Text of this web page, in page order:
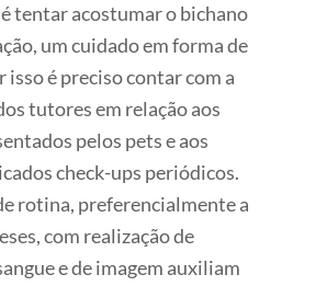
tentar acostumar o bichano
um cuidado em forma de
isso é preciso contar com a
tutores em relação aos
pelos pets e aos
check-ups periódicos.
rotina, preferencialmente a
com realização de
e de imagem auxiliam